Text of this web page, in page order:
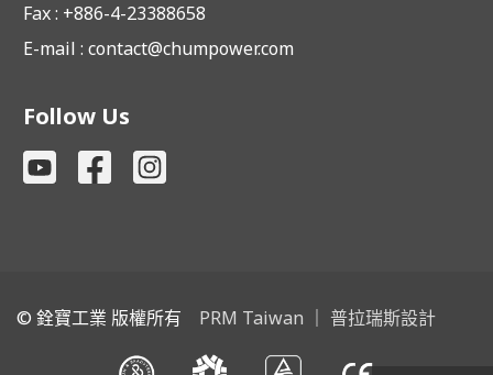
Fax : +886-4-23388658
E-mail : contact@chumpower.com
Follow Us
© 銓寶工業 版權所有 PRM Taiwan 普拉瑞斯設計